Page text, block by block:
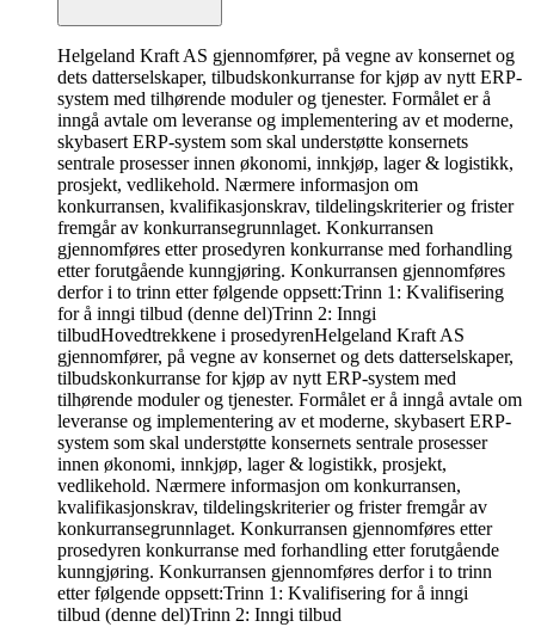
Helgeland Kraft AS gjennomfører, på vegne av konsernet og
dets datterselskaper, tilbudskonkurranse for kjøp av nytt ERP-
system med tilhørende moduler og tjenester. Formålet er å
inngå avtale om leveranse og implementering av et moderne,
skybasert ERP-system som skal understøtte konsernets
sentrale prosesser innen økonomi, innkjøp, lager & logistikk,
prosjekt, vedlikehold. Nærmere informasjon om
konkurransen, kvalifikasjonskrav, tildelingskriterier og frister
fremgår av konkurransegrunnlaget. Konkurransen
gjennomføres etter prosedyren konkurranse med forhandling
etter forutgående kunngjøring. Konkurransen gjennomføres
derfor i to trinn etter følgende oppsett:Trinn 1: Kvalifisering
for å inngi tilbud (denne del)Trinn 2: Inngi
tilbudHovedtrekkene i prosedyrenHelgeland Kraft AS
gjennomfører, på vegne av konsernet og dets datterselskaper,
tilbudskonkurranse for kjøp av nytt ERP-system med
tilhørende moduler og tjenester. Formålet er å inngå avtale om
leveranse og implementering av et moderne, skybasert ERP-
system som skal understøtte konsernets sentrale prosesser
innen økonomi, innkjøp, lager & logistikk, prosjekt,
vedlikehold. Nærmere informasjon om konkurransen,
kvalifikasjonskrav, tildelingskriterier og frister fremgår av
konkurransegrunnlaget. Konkurransen gjennomføres etter
prosedyren konkurranse med forhandling etter forutgående
kunngjøring. Konkurransen gjennomføres derfor i to trinn
etter følgende oppsett:Trinn 1: Kvalifisering for å inngi
tilbud (denne del)Trinn 2: Inngi tilbud